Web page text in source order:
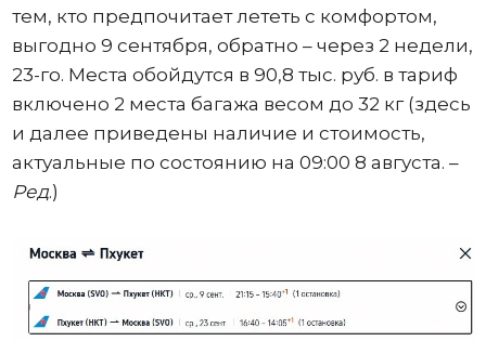
тем, кто предпочитает лететь с комфортом,
выгодно 9 сентября, обратно – через 2 недели,
23-го. Места обойдутся в 90,8 тыс. руб. в тариф
включено 2 места багажа весом до 32 кг (здесь
и далее приведены наличие и стоимость,
актуальные по состоянию на 09:00 8 августа. –
Ред.)